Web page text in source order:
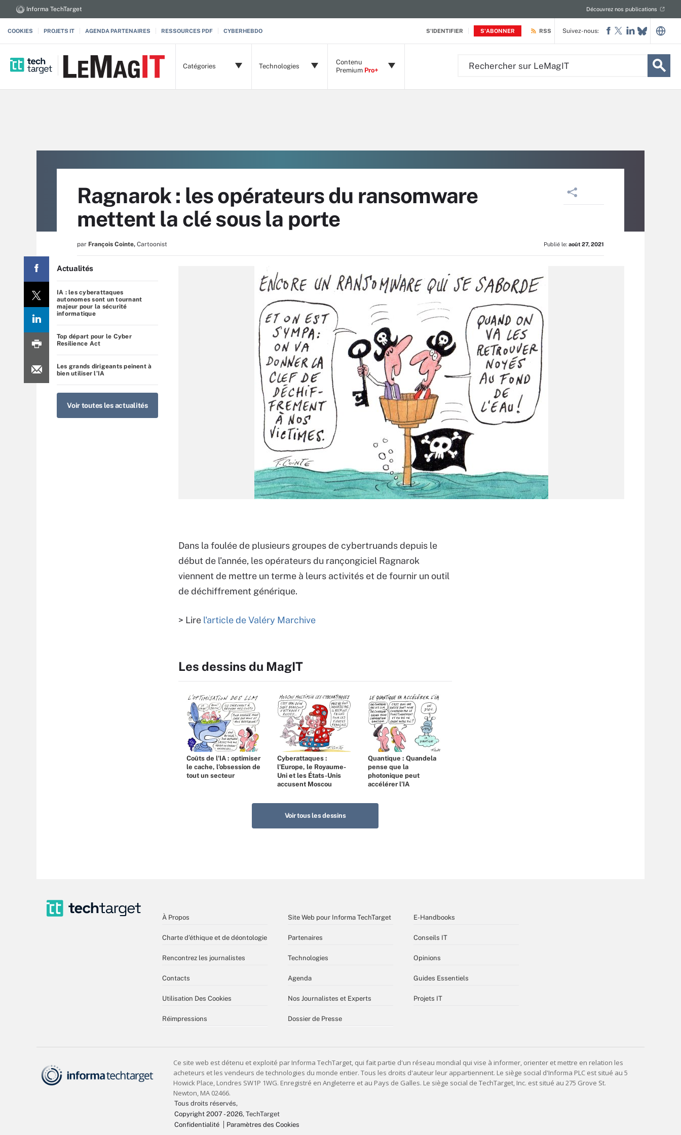
S'IDENTIFIER S'ABONNER
Informa TechTarget Découvrez nos publications
COOKIES PROJETS IT AGENDA PARTENAIRES RESSOURCES PDF CYBERHEBDO RSS
Catégories Technologies
Contenu
Premium Pro+
Suivez-nous:
Ragnarok : les opérateurs du ransomware
mettent la clé sous la porte
par François Cointe, Cartoonist Publié le: août 27, 2021
Actualités
IA : les cyberattaques
autonomes sont un tournant
majeur pour la sécurité
informatique
Top départ pour le Cyber
Resilience Act
Les grands dirigeants peinent à
bien utiliser l’IA
Voir toutes les actualités
Dans la foulée de plusieurs groupes de cybertruands depuis le
début de l’année, les opérateurs du rançongiciel Ragnarok
viennent de mettre un terme à leurs activités et de fournir un outil
de déchiffrement générique.
> Lire l'article de Valéry Marchive
Les dessins du MagIT
Coûts de l'IA : optimiser
le cache, l’obsession de
tout un secteur
Cyberattaques :
l’Europe, le Royaume-
Uni et les États-Unis
accusent Moscou
Quantique : Quandela
pense que la
photonique peut
accélérer l’IA
Voir tous les dessins
À Propos
Charte d’éthique et de déontologie
Rencontrez les journalistes
Contacts
Utilisation Des Cookies
Réimpressions
Site Web pour Informa TechTarget
Partenaires
Technologies
Agenda
Nos Journalistes et Experts
Dossier de Presse
E-Handbooks
Conseils IT
Opinions
Guides Essentiels
Projets IT
Tous droits réservés,
Copyright 2007 - 2026, TechTarget
Confidentialité
Paramètres des Cookies